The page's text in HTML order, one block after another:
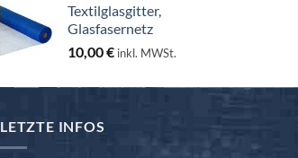
Textilglasgitter,
Glasfasernetz
10,00€ inkl. MWSt.
LETZTE INFOS